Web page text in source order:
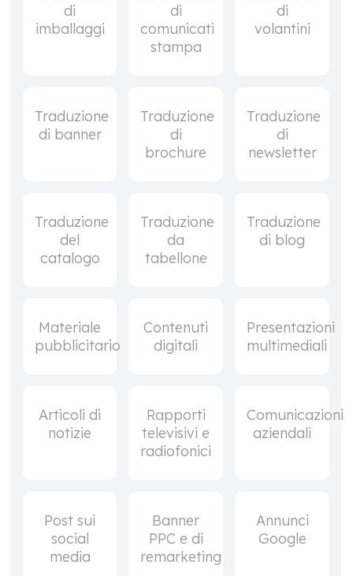
di
imballaggi
di
comunicati
stampa
di
volantini
Traduzione
di banner
Traduzione
di
brochure
Traduzione
di
newsletter
Traduzione
del
catalogo
Traduzione
da
tabellone
Traduzione
di blog
Materiale
pubblicitario
Contenuti
digitali
Presentazioni
multimediali
Articoli di
notizie
Rapporti
televisivi e
radiofonici
Comunicazioni
aziendali
Post sui
social
media
Banner
PPC e di
remarketing
Annunci
Google